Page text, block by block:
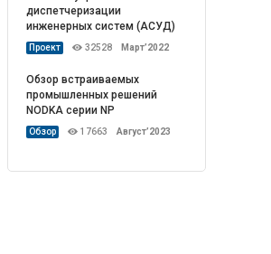
диспетчеризации
инженерных систем (АСУД)
Проект 32528 Март’2022
Обзор встраиваемых
промышленных решений
NODKA серии NP
Обзор 17663 Август’2023